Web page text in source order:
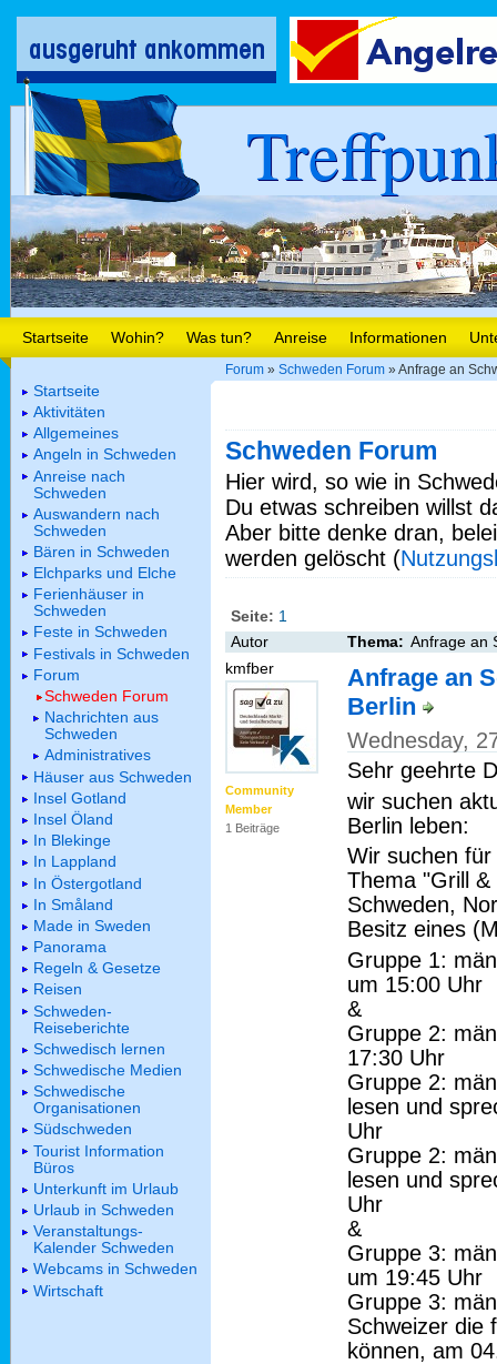
Startseite Wohin? Was tun? Anreise Informationen
Forum » Schweden Forum » Anfrage an
Schweden Forum
Hier wird, so wie in
Du etwas schreiben willst
Aber bitte denke dran,
werden gelöscht (
Seite: 1
Autor
Thema: Anfrage an
kmfber
Community
Member
1 Beiträge
Anfrage an
Berlin
Wednesday,
Sehr geehrte
wir suchen
Berlin leben:
Wir suchen
Thema "Grill
Schweden,
Besitz eines
Gruppe 1:
um 15:00 Uhr
&
Gruppe 2:
17:30 Uhr
Gruppe 2:
lesen und
Uhr
Gruppe 2:
lesen und
Uhr
&
Gruppe 3:
um 19:45 Uhr
Gruppe 3:
Schweizer die
können, am
Startseite
Aktivitäten
Allgemeines
Angeln in Schweden
Anreise nach
Schweden
Auswandern nach
Schweden
Bären in Schweden
Elchparks und Elche
Ferienhäuser in
Schweden
Feste in Schweden
Festivals in Schweden
Forum
Schweden Forum
Nachrichten aus
Schweden
Administratives
Häuser aus Schweden
Insel Gotland
Insel Öland
In Blekinge
In Lappland
In Östergotland
In Småland
Made in Sweden
Panorama
Regeln & Gesetze
Reisen
Schweden-
Reiseberichte
Schwedisch lernen
Schwedische Medien
Schwedische
Organisationen
Südschweden
Tourist Information
Büros
Unterkunft im Urlaub
Urlaub in Schweden
Veranstaltungs-
Kalender Schweden
Webcams in Schweden
Wirtschaft